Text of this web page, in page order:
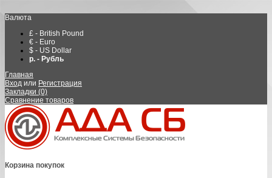
Валюта
£ - British Pound
€ - Euro
$ - US Dollar
р. - Рубль
Главная
Вход или Регистрация
Закладки (0)
Сравнение товаров
Корзина покупок